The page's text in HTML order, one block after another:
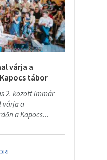
várja a
tábor
2. között immár
várja a
a Kapocs...